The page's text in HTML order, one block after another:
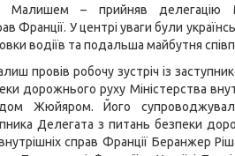
Малишем – прийняв делегацію
Франції. У центрі уваги були
водіїв та подальша майбутня
провів робочу зустріч із
дорожнього руху Міністерства
Жюйяром. Його
Делегата з питань безпеки
справ Франції Беранжер